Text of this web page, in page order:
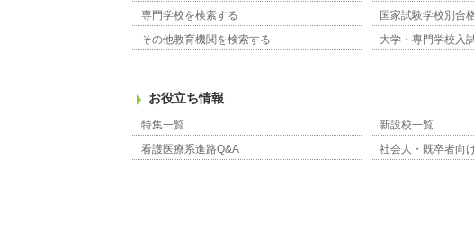
専門学校を検索する
その他教育機関を検索する
国家試験学校別合
大学・専門学校入
お役立ち情報
特集一覧
新設校一覧
看護医療系進路Q&A
社会人・既卒者向